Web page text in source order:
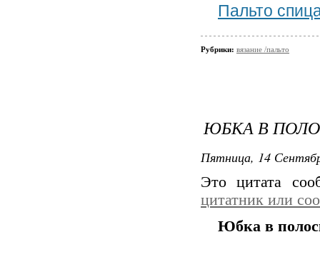
Пальто
Рубрики: вязание /пальто
ЮБКА В
Пятница, 14
Это цитата
цитатник или
Юбка в